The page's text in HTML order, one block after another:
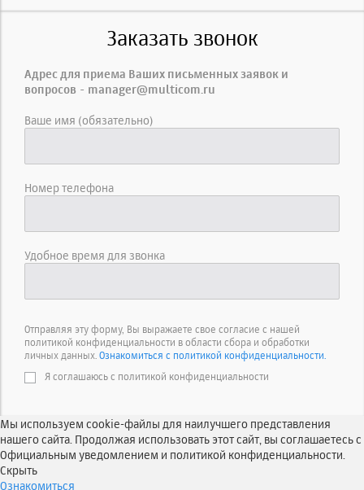
Заказать звонок
Адрес для приема Ваших письменных заявок и
вопросов - manager@multicom.ru
Ваше имя (обязательно)
Номер телефона
Удобное время для звонка
Отправляя эту форму, Вы выражаете свое согласие с нашей
политикой конфиденциальности в области сбора и обработки
личных данных. Ознакомиться с политикой конфиденциальности.
Я соглашаюсь с политикой конфиденциальности
Мы используем cookie-файлы для наилучшего представления
нашего сайта. Продолжая использовать этот сайт, вы соглашаетесь с
Официальным уведомлением и политикой конфиденциальности.
Скрыть
Ознакомиться